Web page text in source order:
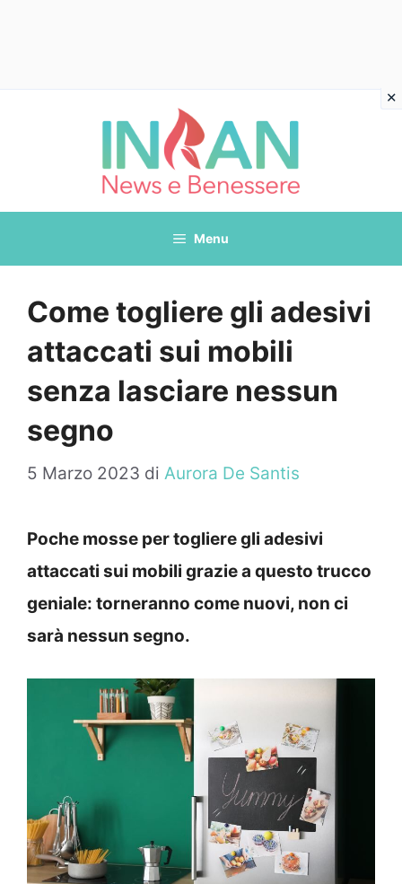
Menu
Come togliere gli adesivi
attaccati sui mobili
senza lasciare nessun
segno
5 Marzo 2023 di Aurora De Santis
Poche mosse per togliere gli adesivi
attaccati sui mobili grazie a questo trucco
geniale: torneranno come nuovi, non ci
sarà nessun segno.